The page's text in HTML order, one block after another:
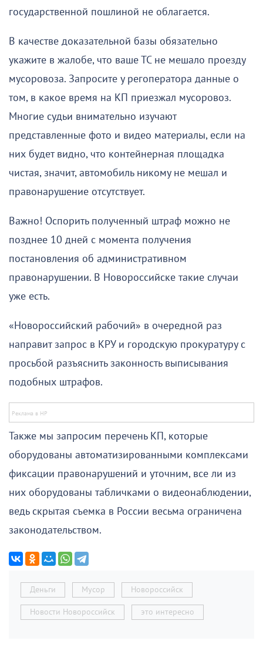
государственной пошлиной не облагается.
В качестве доказательной базы обязательно
укажите в жалобе, что ваше ТС не мешало проезду
мусоровоза. Запросите у регоператора данные о
том, в какое время на КП приезжал мусоровоз.
Многие судьи внимательно изучают
представленные фото и видео материалы, если на
них будет видно, что контейнерная площадка
чистая, значит, автомобиль никому не мешал и
правонарушение отсутствует.
Важно! Оспорить полученный штраф можно не
позднее 10 дней с момента получения
постановления об административном
правонарушении. В Новороссийске такие случаи
уже есть.
«Новороссийский рабочий» в очередной раз
направит запрос в КРУ и городскую прокуратуру с
просьбой разъяснить законность выписывания
подобных штрафов.
Также мы запросим перечень КП, которые
оборудованы автоматизированными комплексами
фиксации правонарушений и уточним, все ли из
них оборудованы табличками о видеонаблюдении,
ведь скрытая съемка в России весьма ограничена
законодательством.
Деньги Мусор Новороссийск
Новости Новороссийск это интересно